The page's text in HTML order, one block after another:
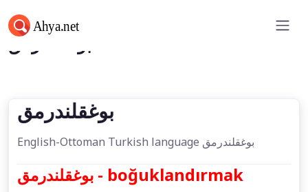
بوغقلندرمق
بوغقلندرمق
English-Ottoman Turkish language بوغقلندرمق
بوغقلندرمق - boğuklandırmak